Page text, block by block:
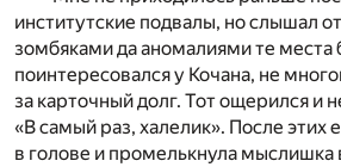
институтские подвалы, но слышал
зомбяками да аномалиями те места
поинтересовался у Кочана, не
за карточный долг. Тот ощерился и
«В самый раз, халелик». После этих
в голове и промелькнула мыслишка